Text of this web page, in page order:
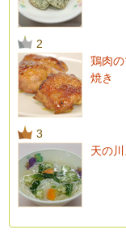
2
鶏肉
焼き
3
天の